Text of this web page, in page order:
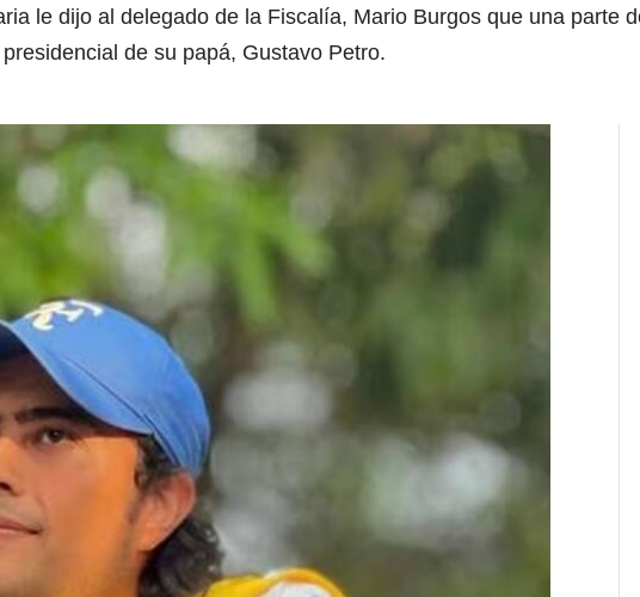
le dijo al delegado de la Fiscalía, Mario Burgos que una parte
de su papá, Gustavo Petro.